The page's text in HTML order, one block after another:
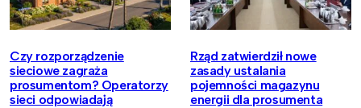
Czy rozporządzenie
sieciowe zagraża
prosumentom? Operatorzy
sieci odpowiadają
Rząd zatwierdził nowe
zasady ustalania
pojemności magazynu
energii dla prosumenta